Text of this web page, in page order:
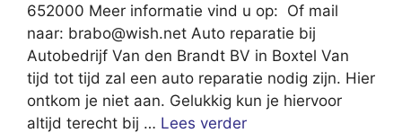
652000 Meer informatie vind u op: Of mail
naar: brabo@wish.net Auto reparatie bij
Autobedrijf Van den Brandt BV in Boxtel Van
tijd tot tijd zal een auto reparatie nodig zijn. Hier
ontkom je niet aan. Gelukkig kun je hiervoor
altijd terecht bij … Lees verder